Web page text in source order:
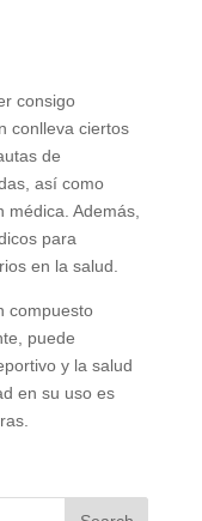
consigo
conlleva ciertos
de
así como
Además,
para
en la salud.
compuesto
puede
y la salud
en su uso es